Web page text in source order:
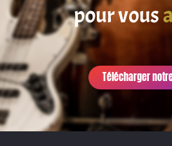
pour vous
Télécharger